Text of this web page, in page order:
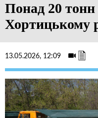
Понад 20 тонн
Хортицькому
13.05.2026, 12:09